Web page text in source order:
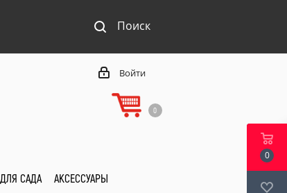
Поиск
Войти
0
ДЛЯ САДА АКСЕССУАРЫ
0